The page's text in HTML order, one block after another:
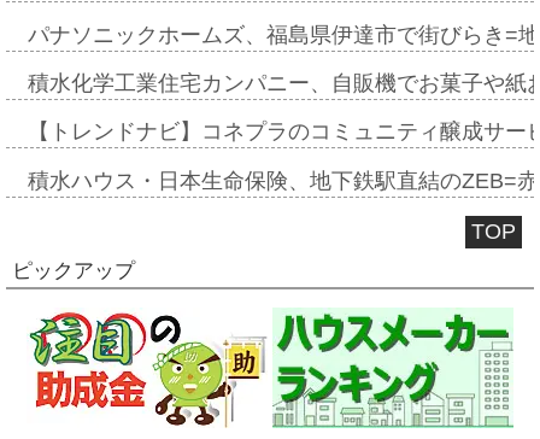
パナソニックホームズ、福島県伊達市で街びらき=
積水化学工業住宅カンパニー、自販機でお菓子や
【トレンドナビ】コネプラのコミュニティ醸成サ
積水ハウス・日本生命保険、地下鉄駅直結のZEB=
TOP
ピックアップ